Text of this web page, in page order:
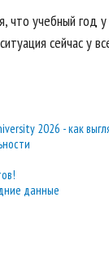
учебный год
сейчас у
2026 - как
данные